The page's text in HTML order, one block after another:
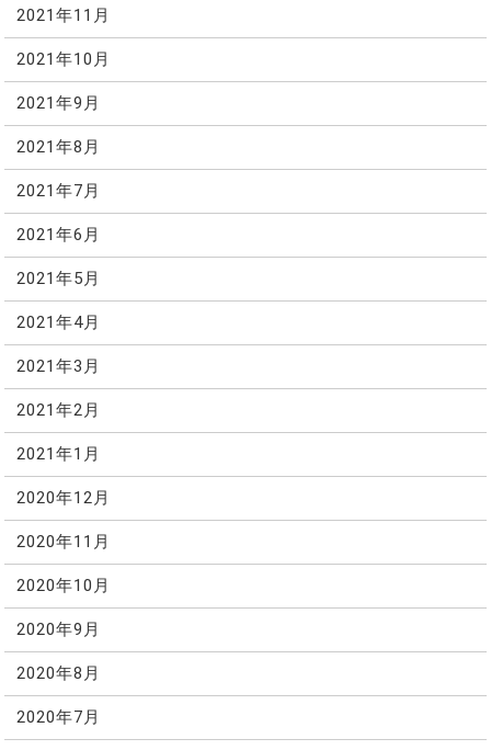
2021年11月
2021年10月
2021年9月
2021年8月
2021年7月
2021年6月
2021年5月
2021年4月
2021年3月
2021年2月
2021年1月
2020年12月
2020年11月
2020年10月
2020年9月
2020年8月
2020年7月